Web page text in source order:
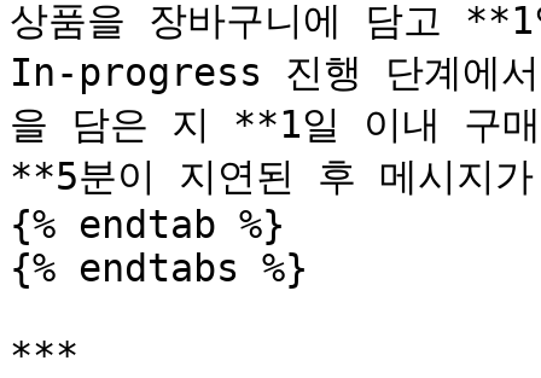
상품을 장바구니에 담고
In-progress 진행 단계에
을 담은 지 **1일 이내 구
**5분이 지연된 후 메시지
{% endtab %}
{% endtabs %}
***